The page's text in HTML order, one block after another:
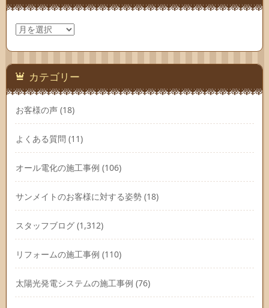
ア
ー
カ
イ
ブ カテゴリー
お客様の声 (18)
よくある質問 (11)
オール電化の施工事例 (106)
サンメイトのお客様に対する姿勢 (18)
スタッフブログ (1,312)
リフォームの施工事例 (110)
太陽光発電システムの施工事例 (76)